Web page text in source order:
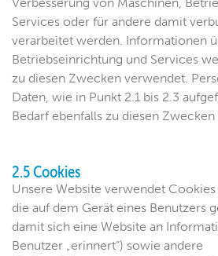
Services oder für andere damit
verarbeitet werden. Informationen
Betriebseinrichtung und Services
zu diesen Zwecken verwendet.
Daten, wie in Punkt 2.1 bis 2.3
Bedarf ebenfalls zu diesen
2.5 Cookies
Unsere Website verwendet
die auf dem Gerät eines Benutzers
damit sich eine Website an
Benutzer „erinnert“) sowie andere